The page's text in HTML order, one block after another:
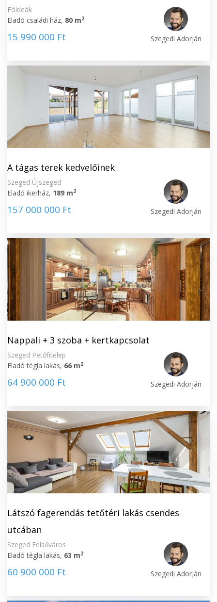
Földeák
Eladó családi ház, 80 m2
15 990 000 Ft Szegedi Adorján
A tágas terek kedvelőinek
Szeged Újszeged
Eladó ikerház, 189 m2
157 000 000 Ft Szegedi Adorján
Nappali + 3 szoba + kertkapcsolat
Szeged Petőfitelep
Eladó tégla lakás, 66 m2
64 900 000 Ft Szegedi Adorján
Látszó fagerendás tetőtéri lakás csendes
utcában
Szeged Felsőváros
Eladó tégla lakás, 63 m2
60 900 000 Ft Szegedi Adorján